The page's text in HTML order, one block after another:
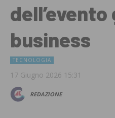
business
TECNOLOGIA
17 Giugno 2026 15:31
REDAZIONE